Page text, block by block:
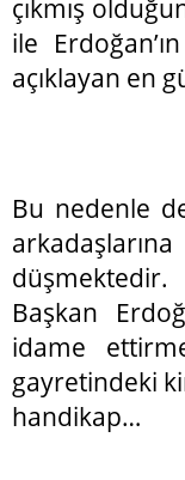
çıkmış
ile
açıklayan en
Bu nedenle
Başkan
idame
gayretindeki
handikap…